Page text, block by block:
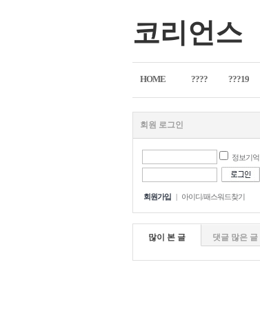
코리언스
HOME ???? ???19
회원 로그인
정보기억
회원가입 | 아이디/패스워드찾기
많이 본 글 댓글 많은 글